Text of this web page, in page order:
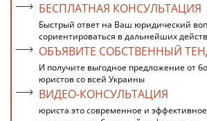
БЕСПЛАТНАЯ КОНСУЛЬТАЦИЯ
Быстрый ответ на Ваш юридический
сориентироваться в дальнейших
ОБЪЯВИТЕ СОБСТВЕННЫЙ
И получите выгодное предложение от
юристов со всей Украины
ВИДЕО-КОНСУЛЬТАЦИЯ
юриста это современное и